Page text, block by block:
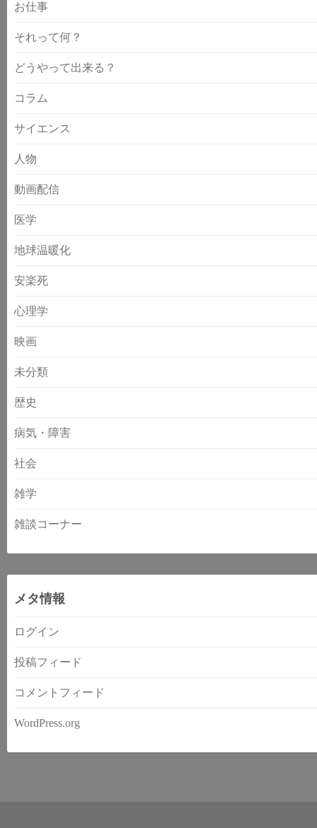
お仕事
それって何？
どうやって出来る？
コラム
サイエンス
人物
動画配信
医学
地球温暖化
安楽死
心理学
映画
未分類
歴史
病気・障害
社会
雑学
雑談コーナー
メタ情報
ログイン
投稿フィード
コメントフィード
WordPress.org